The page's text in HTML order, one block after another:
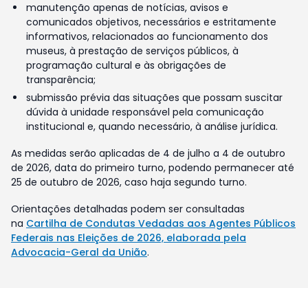
manutenção apenas de notícias, avisos e
comunicados objetivos, necessários e estritamente
informativos, relacionados ao funcionamento dos
museus, à prestação de serviços públicos, à
programação cultural e às obrigações de
transparência;
submissão prévia das situações que possam suscitar
dúvida à unidade responsável pela comunicação
institucional e, quando necessário, à análise jurídica.
As medidas serão aplicadas de 4 de julho a 4 de outubro
de 2026, data do primeiro turno, podendo permanecer até
25 de outubro de 2026, caso haja segundo turno.
Orientações detalhadas podem ser consultadas
na Cartilha de Condutas Vedadas aos Agentes Públicos
Federais nas Eleições de 2026, elaborada pela
Advocacia-Geral da União.